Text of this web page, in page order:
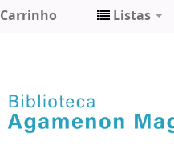
Carrinho Listas